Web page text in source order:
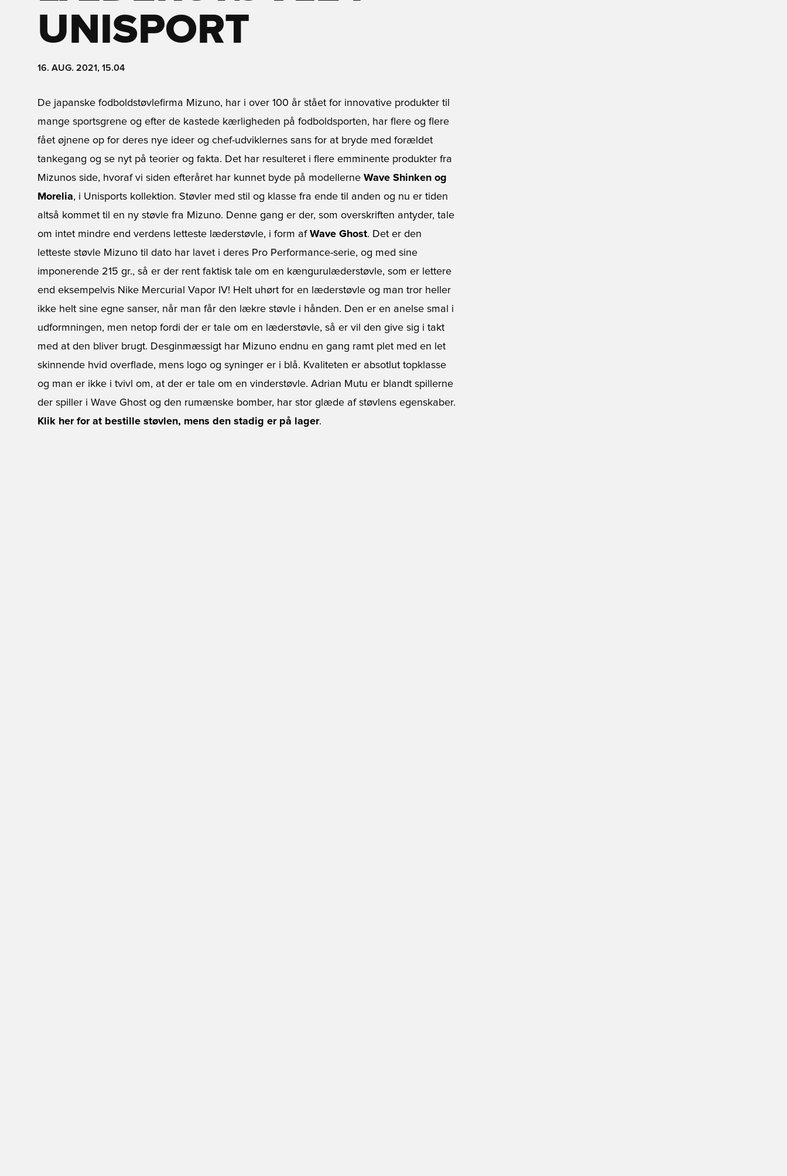
UNISPORT
16. AUG. 2021, 15.04
De japanske fodboldstøvlefirma Mizuno, har i over 100 år stået for innovative produkter til
mange sportsgrene og efter de kastede kærligheden på fodboldsporten, har flere og flere
fået øjnene op for deres nye ideer og chef-udviklernes sans for at bryde med forældet
tankegang og se nyt på teorier og fakta. Det har resulteret i flere emminente produkter fra
Mizunos side, hvoraf vi siden efteråret har kunnet byde på modellerne Wave Shinken og
Morelia, i Unisports kollektion. Støvler med stil og klasse fra ende til anden og nu er tiden
altså kommet til en ny støvle fra Mizuno. Denne gang er der, som overskriften antyder, tale
om intet mindre end verdens letteste læderstøvle, i form af Wave Ghost. Det er den
letteste støvle Mizuno til dato har lavet i deres Pro Performance-serie, og med sine
imponerende 215 gr., så er der rent faktisk tale om en kængurulæderstøvle, som er lettere
end eksempelvis Nike Mercurial Vapor IV! Helt uhørt for en læderstøvle og man tror heller
ikke helt sine egne sanser, når man får den lækre støvle i hånden. Den er en anelse smal i
udformningen, men netop fordi der er tale om en læderstøvle, så er vil den give sig i takt
med at den bliver brugt. Desginmæssigt har Mizuno endnu en gang ramt plet med en let
skinnende hvid overflade, mens logo og syninger er i blå. Kvaliteten er absotlut topklasse
og man er ikke i tvivl om, at der er tale om en vinderstøvle. Adrian Mutu er blandt spillerne
der spiller i Wave Ghost og den rumænske bomber, har stor glæde af støvlens egenskaber.
Klik her for at bestille støvlen, mens den stadig er på lager.